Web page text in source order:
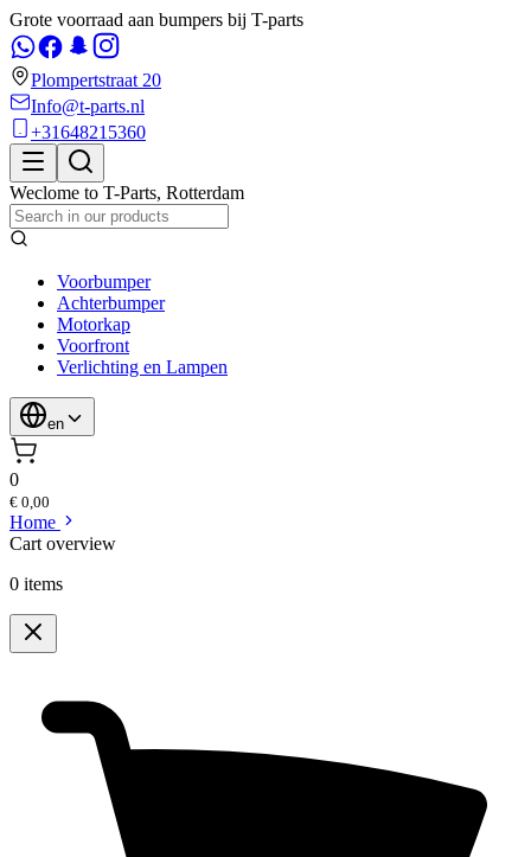
Grote voorraad aan bumpers bij T-parts
Plompertstraat 20
Info@t-parts.nl
+31648215360
Weclome to T-Parts, Rotterdam
Voorbumper
Achterbumper
Motorkap
Voorfront
Verlichting en Lampen
en
0
€ 0,00
Home
Cart overview
0 items